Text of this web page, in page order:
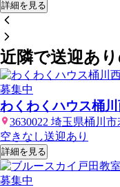
詳細を見る
近隣で送迎あ
募集中
わくわくハウス桶
3630022 埼玉県桶川
空きなし送迎あり
詳細を見る
募集中